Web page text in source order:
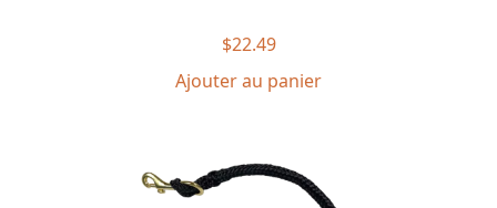
$22.49
Ajouter au panier